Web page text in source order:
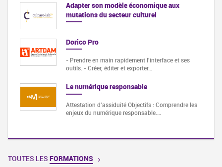
Adapter son modèle économique aux
mutations du secteur culturel
Dorico Pro
- Prendre en main rapidement l'interface et ses
outils. - Créer, éditer et exporter…
Le numérique responsable
Attestation d'assiduité Objectifs : Comprendre les
enjeux du numérique responsable.…
TOUTES LES FORMATIONS